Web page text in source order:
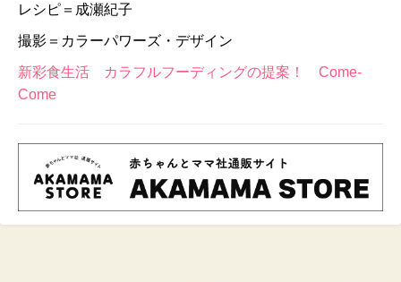
レシピ＝成瀬紀子
撮影＝カラーパワーズ・デザイン
新彩食生活 カラフルフーディングの提案！ Come-
Come